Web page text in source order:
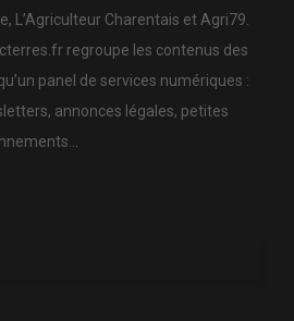
L’Agriculteur Charentais et Agri79.
regroupe les contenus des
panel de services numériques :
annonces légales, petites